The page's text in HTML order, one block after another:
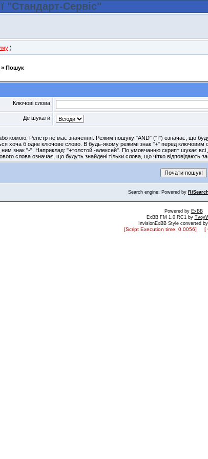
)
» Пошук
Ключові слова
Де шукати
комою. Регістр не має значення. Режим пошуку "AND" ("І") означає, що
хоча б одне ключове слово. В будь-якому режимі знак "+" перед
знак "-". Наприклад: "+толстой -алексей". По умовчанню скрипт шукає всі
слова означає, що будуть знайдені тільки слова, що чітко відповідають
Search engine: Powered by
Powered by ExBB
ExBB FM 1.0 RC1 by
InvisionExBB Style converted by
[Script Execution time: 0.0056] [